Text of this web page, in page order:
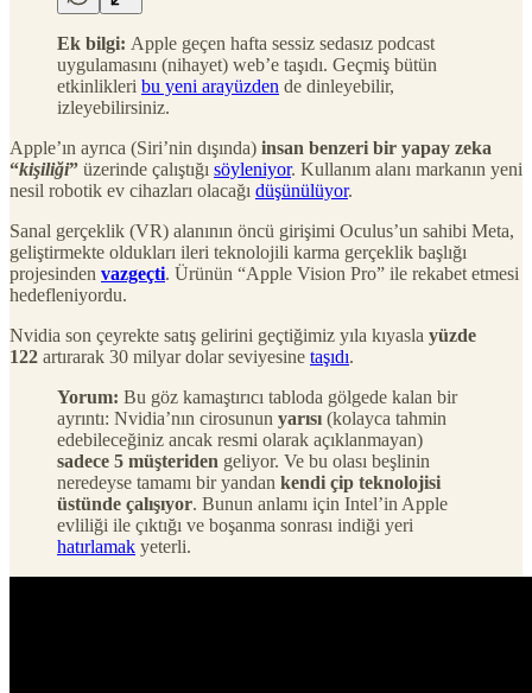
Ek bilgi: Apple geçen hafta sessiz sedasız podcast
uygulamasını (nihayet) web’e taşıdı. Geçmiş bütün
etkinlikleri bu yeni arayüzden de dinleyebilir,
izleyebilirsiniz.
Apple’ın ayrıca (Siri’nin dışında) insan benzeri bir yapay zeka
“kişiliği” üzerinde çalıştığı söyleniyor. Kullanım alanı markanın yeni
nesil robotik ev cihazları olacağı düşünülüyor.
Sanal gerçeklik (VR) alanının öncü girişimi Oculus’un sahibi Meta,
geliştirmekte oldukları ileri teknolojili karma gerçeklik başlığı
projesinden vazgeçti. Ürünün “Apple Vision Pro” ile rekabet etmesi
hedefleniyordu.
Nvidia son çeyrekte satış gelirini geçtiğimiz yıla kıyasla yüzde
122 artırarak 30 milyar dolar seviyesine taşıdı.
Yorum: Bu göz kamaştırıcı tabloda gölgede kalan bir
ayrıntı: Nvidia’nın cirosunun yarısı (kolayca tahmin
edebileceğiniz ancak resmi olarak açıklanmayan)
sadece 5 müşteriden geliyor. Ve bu olası beşlinin
neredeyse tamamı bir yandan kendi çip teknolojisi
üstünde çalışıyor. Bunun anlamı için Intel’in Apple
evliliği ile çıktığı ve boşanma sonrası indiği yeri
hatırlamak yeterli.